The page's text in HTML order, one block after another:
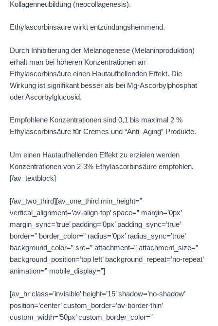
Kollagenneubildung (neocollagenesis).
Ethylascorbinsäure wirkt entzündungshemmend.
Durch Inhibitierung der Melanogenese (Melaninproduktion)
erhält man bei höheren Konzentrationen an
Ethylascorbinsäure einen Hautaufhellenden Effekt. Die
Wirkung ist signifikant besser als bei Mg-Ascorbylphosphat
oder Ascorbylglucosid.
Empfohlene Konzentrationen sind 0,1 bis maximal 2 %
Ethylascorbinsäure für Cremes und “Anti- Aging” Produkte.
Um einen Hautaufhellenden Effekt zu erzielen werden
Konzentrationen von 2-3% Ethylascorbinsäure empfohlen.
[/av_textblock]
[/av_two_third][av_one_third min_height=”
vertical_alignment=’av-align-top’ space=” margin=’0px’
margin_sync=’true’ padding=’0px’ padding_sync=’true’
border=” border_color=” radius=’0px’ radius_sync=’true’
background_color=” src=” attachment=” attachment_size=”
background_position=’top left’ background_repeat=’no-repeat’
animation=” mobile_display=”]
[av_hr class=’invisible’ height=’15’ shadow=’no-shadow’
position=’center’ custom_border=’av-border-thin’
custom_width=’50px’ custom_border_color=”